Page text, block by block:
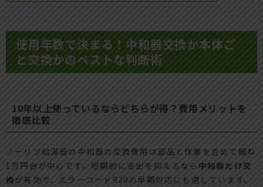
使用年数で決まる！中和器交換か本体ご
と交換かのベストな判断術
10年以上使っているならどちらが得？費用メリットを
徹底比較
ノーリツ給湯器の中和器の交換費用は部品と作業を含めて概ね
1万円台が中心です。短期的に支出を抑えるなら 中和器だけ交
換が有効で、エラーコード920の早期対応にも適しています。